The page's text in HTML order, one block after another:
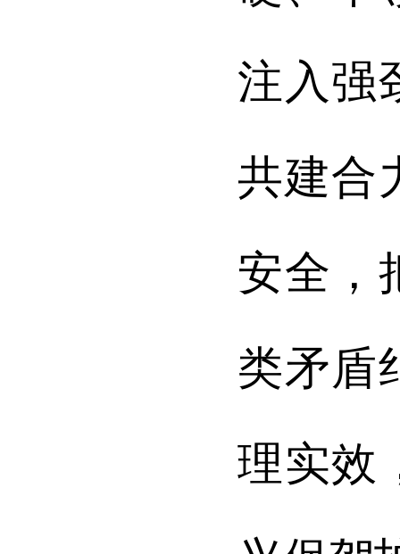
注入强
共建合
安全，
类矛盾
理实效